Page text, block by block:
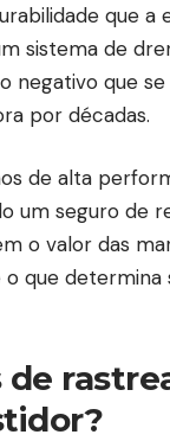
que a
sistema de
negativo que
por décadas.
de alta
um seguro de
o valor das
que determina
de